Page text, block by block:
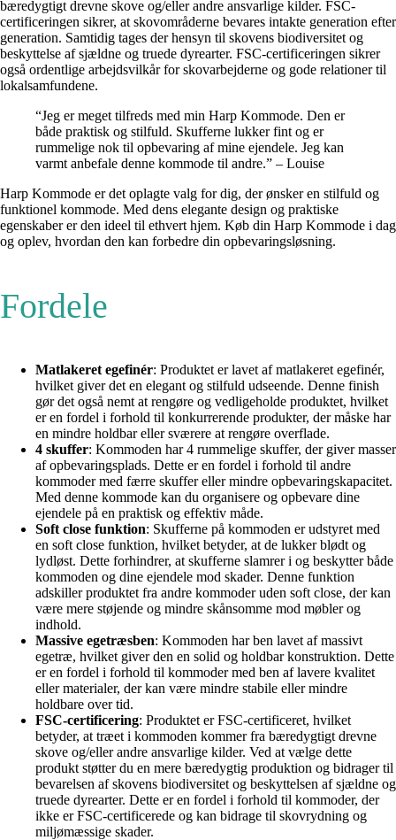
bæredygtigt drevne skove og/eller andre ansvarlige kilder. FSC-
certificeringen sikrer, at skovområderne bevares intakte generation efter
generation. Samtidig tages der hensyn til skovens biodiversitet og
beskyttelse af sjældne og truede dyrearter. FSC-certificeringen sikrer
også ordentlige arbejdsvilkår for skovarbejderne og gode relationer til
lokalsamfundene.
“Jeg er meget tilfreds med min Harp Kommode. Den er
både praktisk og stilfuld. Skufferne lukker fint og er
rummelige nok til opbevaring af mine ejendele. Jeg kan
varmt anbefale denne kommode til andre.” – Louise
Harp Kommode er det oplagte valg for dig, der ønsker en stilfuld og
funktionel kommode. Med dens elegante design og praktiske
egenskaber er den ideel til ethvert hjem. Køb din Harp Kommode i dag
og oplev, hvordan den kan forbedre din opbevaringsløsning.
Fordele
Matlakeret egefinér: Produktet er lavet af matlakeret egefinér,
hvilket giver det en elegant og stilfuld udseende. Denne finish
gør det også nemt at rengøre og vedligeholde produktet, hvilket
er en fordel i forhold til konkurrerende produkter, der måske har
en mindre holdbar eller sværere at rengøre overflade.
4 skuffer: Kommoden har 4 rummelige skuffer, der giver masser
af opbevaringsplads. Dette er en fordel i forhold til andre
kommoder med færre skuffer eller mindre opbevaringskapacitet.
Med denne kommode kan du organisere og opbevare dine
ejendele på en praktisk og effektiv måde.
Soft close funktion: Skufferne på kommoden er udstyret med
en soft close funktion, hvilket betyder, at de lukker blødt og
lydløst. Dette forhindrer, at skufferne slamrer i og beskytter både
kommoden og dine ejendele mod skader. Denne funktion
adskiller produktet fra andre kommoder uden soft close, der kan
være mere støjende og mindre skånsomme mod møbler og
indhold.
Massive egetræsben: Kommoden har ben lavet af massivt
egetræ, hvilket giver den en solid og holdbar konstruktion. Dette
er en fordel i forhold til kommoder med ben af lavere kvalitet
eller materialer, der kan være mindre stabile eller mindre
holdbare over tid.
FSC-certificering: Produktet er FSC-certificeret, hvilket
betyder, at træet i kommoden kommer fra bæredygtigt drevne
skove og/eller andre ansvarlige kilder. Ved at vælge dette
produkt støtter du en mere bæredygtig produktion og bidrager til
bevarelsen af skovens biodiversitet og beskyttelsen af sjældne og
truede dyrearter. Dette er en fordel i forhold til kommoder, der
ikke er FSC-certificerede og kan bidrage til skovrydning og
miljømæssige skader.